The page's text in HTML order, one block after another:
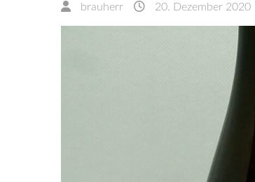
brauherr 20. Dezember 2020